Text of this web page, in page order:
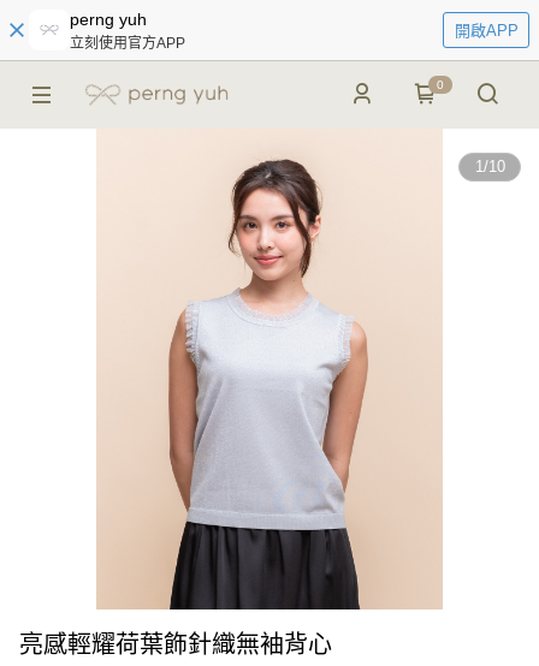
perng yuh
立刻使用官方APP
開啟APP
0
1/10
亮感輕耀荷葉飾針織無袖背心